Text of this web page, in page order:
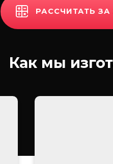
РАССЧИТАТЬ ЗА
Как мы